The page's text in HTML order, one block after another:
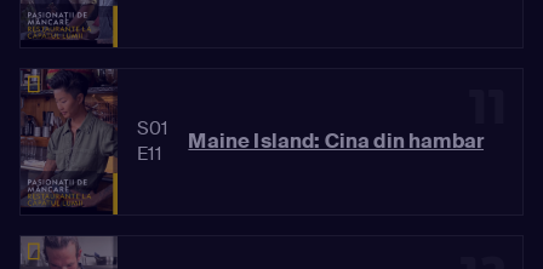
S01
E11
Maine Island: Cina din hambar